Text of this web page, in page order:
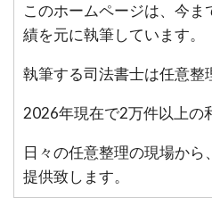
このホームページは、今
績を元に執筆しています。
執筆する司法書士は任意整
2026年現在で2万件以上の
日々の任意整理の現場か
提供致します。